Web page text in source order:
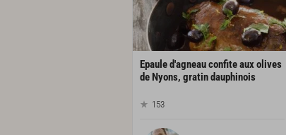
Epaule d'agneau confite aux olives
de Nyons, gratin dauphinois
153